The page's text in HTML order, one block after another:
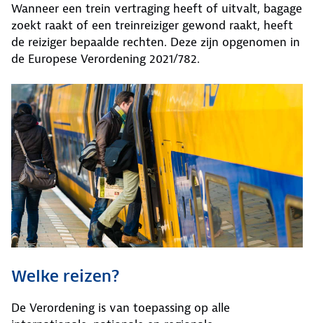
Wanneer een trein vertraging heeft of uitvalt, bagage
zoekt raakt of een treinreiziger gewond raakt, heeft
de reiziger bepaalde rechten. Deze zijn opgenomen in
de Europese Verordening 2021/782.
Welke reizen?
De Verordening is van toepassing op alle